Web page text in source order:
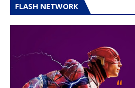
FLASH NETWORK